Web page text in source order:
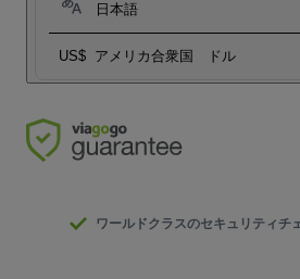
日本語
US$ アメリカ合衆国 ドル
ワールドクラスのセキュリティチ